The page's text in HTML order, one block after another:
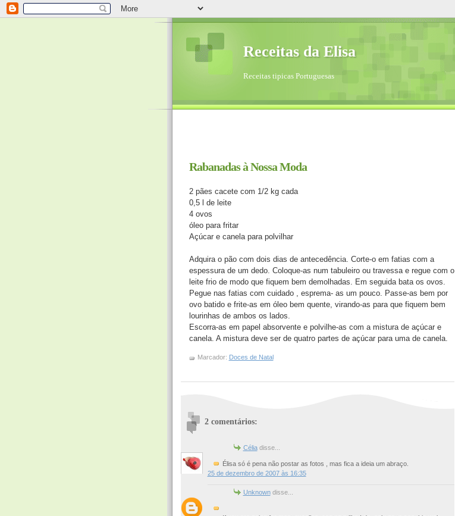
Receitas da Elisa
Receitas tipicas Portuguesas
Rabanadas à Nossa Moda
2 pães cacete com 1/2 kg cada
0,5 l de leite
4 ovos
óleo para fritar
Açúcar e canela para polvilhar
Adquira o pão com dois dias de antecedência. Corte-o em fatias com a
espessura de um dedo. Coloque-as num tabuleiro ou travessa e regue com o
leite frio de modo que fiquem bem demolhadas. Em seguida bata os ovos.
Pegue nas fatias com cuidado , esprema- as um pouco. Passe-as bem por
ovo batido e frite-as em óleo bem quente, virando-as para que fiquem bem
lourinhas de ambos os lados.
Escorra-as em papel absorvente e polvilhe-as com a mistura de açúcar e
canela. A mistura deve ser de quatro partes de açúcar para uma de canela.
Marcador: Doces de Natal
2 comentários:
Céliadisse...
Élisa só é pena não postar as fotos , mas fica a ideia um abraço.
25 de dezembro de 2007 às 16:35
Unknowndisse...